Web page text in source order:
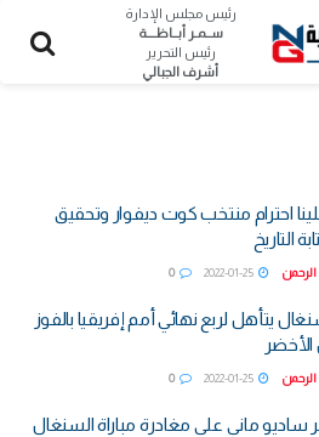
رئيس مجلس الإدارة
ســمـر أبــاظــــة
رئيس التحرير
أشرف الجبالي
احترام منتخب كوت ديفوار وتحقيق
التاريخ
0
يتأهل لربع نهائي أمم إفريقيا بالفوز
0
ساديو ماني على مغادرة مباراة السنغال